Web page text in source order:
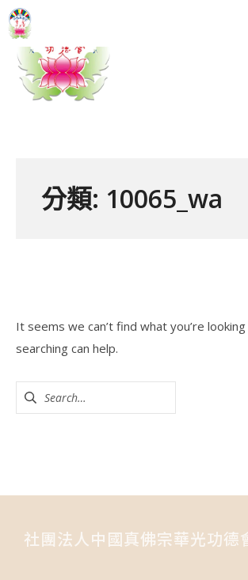
分類: 10065_wa
It seems we can’t find what you’re
searching can help.
社團法人中國真佛宗華光功德